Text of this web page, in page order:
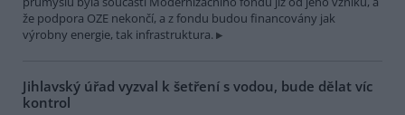
že podpora OZE nekončí, a z fondu budou financovány jak
výrobny energie, tak infrastruktura.
Jihlavský úřad vyzval k šetření s vodou, bude dělat víc
kontrol